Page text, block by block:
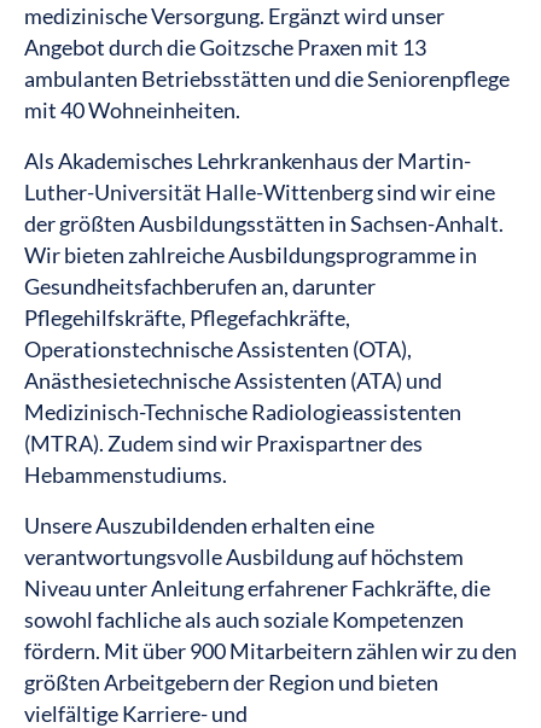
medizinische Versorgung. Ergänzt wird unser
Angebot durch die Goitzsche Praxen mit 13
ambulanten Betriebsstätten und die Seniorenpflege
mit 40 Wohneinheiten.
Als Akademisches Lehrkrankenhaus der Martin-
Luther-Universität Halle-Wittenberg sind wir eine
der größten Ausbildungsstätten in Sachsen-Anhalt.
Wir bieten zahlreiche Ausbildungsprogramme in
Gesundheitsfachberufen an, darunter
Pflegehilfskräfte, Pflegefachkräfte,
Operationstechnische Assistenten (OTA),
Anästhesietechnische Assistenten (ATA) und
Medizinisch-Technische Radiologieassistenten
(MTRA). Zudem sind wir Praxispartner des
Hebammenstudiums.
Unsere Auszubildenden erhalten eine
verantwortungsvolle Ausbildung auf höchstem
Niveau unter Anleitung erfahrener Fachkräfte, die
sowohl fachliche als auch soziale Kompetenzen
fördern. Mit über 900 Mitarbeitern zählen wir zu den
größten Arbeitgebern der Region und bieten
vielfältige Karriere- und